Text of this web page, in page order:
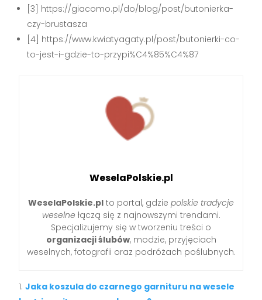
[3] https://giacomo.pl/do/blog/post/butonierka-
czy-brustasza
[4] https://www.kwiatyagaty.pl/post/butonierki-co-
to-jest-i-gdzie-to-przypi%C4%85%C4%87
WeselaPolskie.pl
WeselaPolskie.pl to portal, gdzie polskie tradycje
weselne łączą się z najnowszymi trendami.
Specjalizujemy się w tworzeniu treści o
organizacji ślubów, modzie, przyjęciach
weselnych, fotografii oraz podróżach poślubnych.
Jaka koszula do czarnego garnituru na wesele